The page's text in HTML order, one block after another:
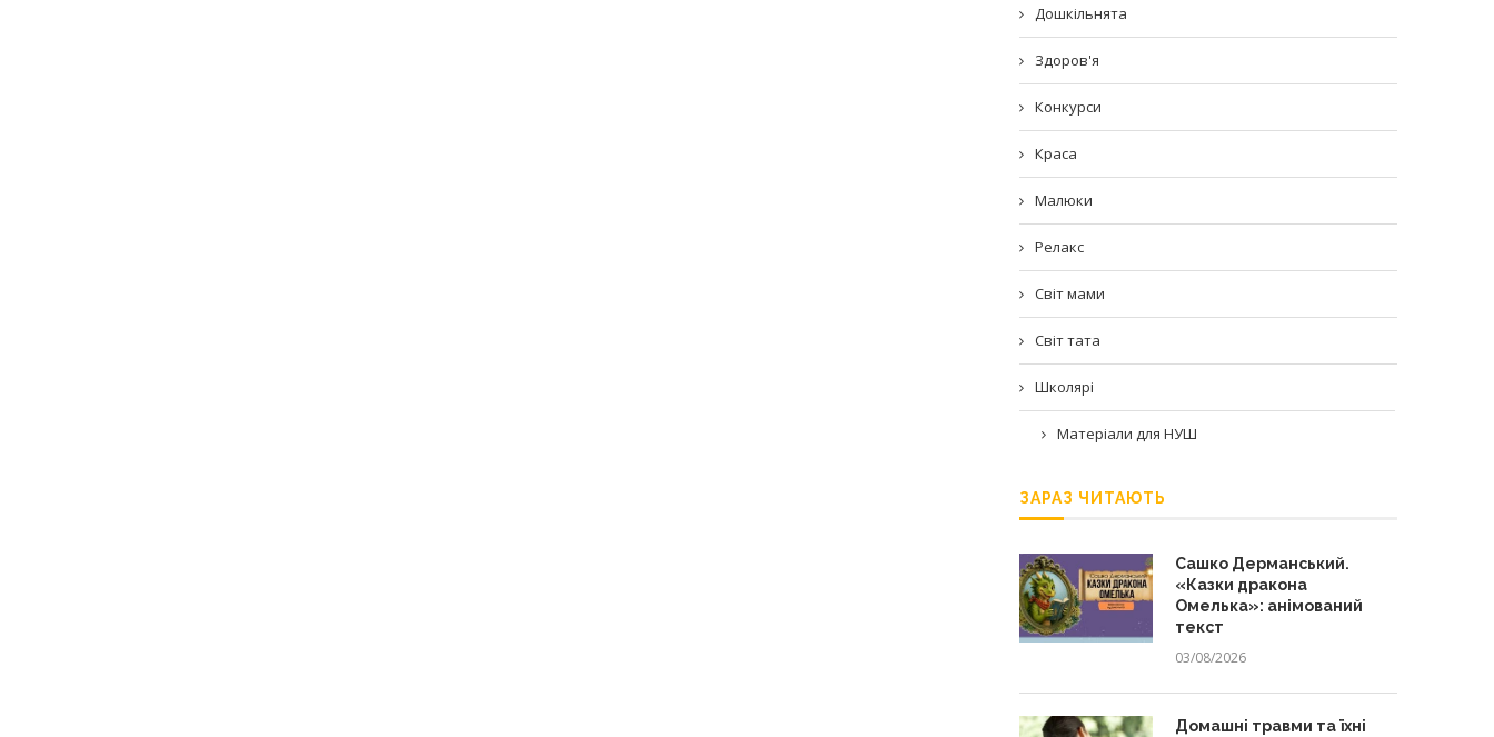
Дошкільнята
Здоров'я
Конкурси
Краса
Малюки
Релакс
Світ мами
Світ тата
Школярі
Матеріали для НУШ
ЗАРАЗ ЧИТАЮТЬ
Сашко Дерманський.
«Казки дракона
Омелька»: анімований
текст
03/08/2026
Домашні травми та їхні